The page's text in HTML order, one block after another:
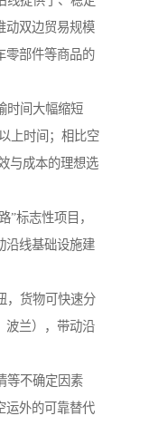
动双边贸易规模
零部件等商品的
时间大幅缩短
上时间；相比空
与成本的理想选
”标志性项目，
沿线基础设施建
，货物可快速分
波兰），带动沿
等不确定因素
运外的可靠替代